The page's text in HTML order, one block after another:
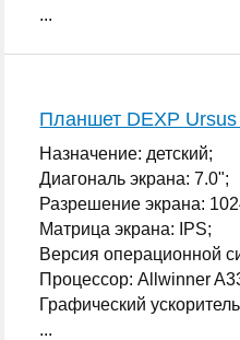
...
Планшет DEXP
Назначение: детский;
Диагональ экрана: 7.0";
Разрешение экрана:
Матрица экрана: IPS;
Версия операционной
Процессор: Allwinner
Графический
...